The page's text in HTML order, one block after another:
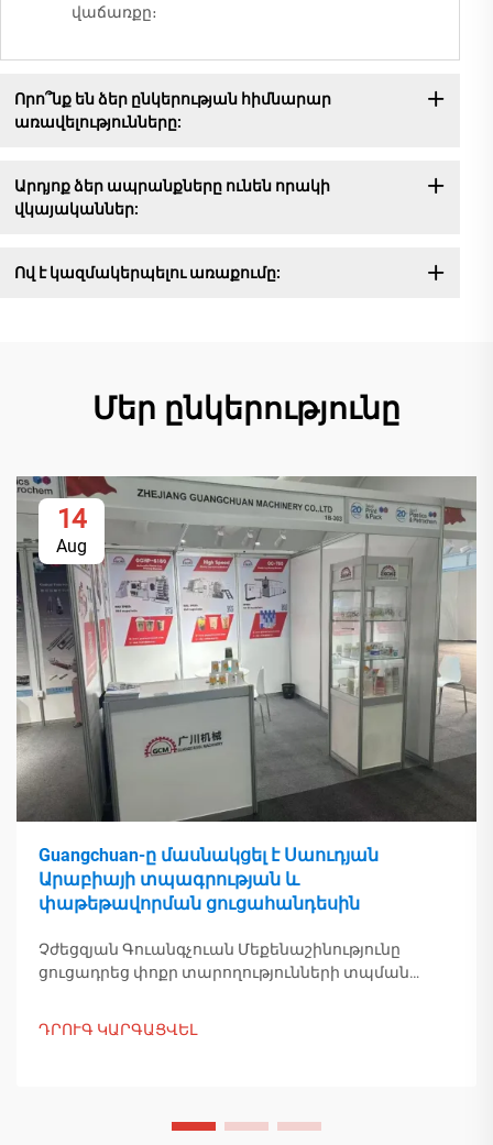
վաճառքը։
Որո՞նք են ձեր ընկերության հիմնարար
առավելությունները:
Արդյոք ձեր ապրանքները ունեն որակի
վկայականներ:
Ով է կազմակերպելու առաքումը:
Մեր ընկերությունը
14
Aug
Guangchuan-ը մասնակցել է Սաուդյան
Արաբիայի տպագրության և
փաթեթավորման ցուցահանդեսին
Չժեցզյան Գուանգչուան Մեքենաշինությունը
ցուցադրեց փոքր տարողությունների տպման
հաստատելով Միջին Արևելքի գնորդների հետ:
ավելին իմանալու համար
ԴՐՈՒԳ ԿԱՐԳԱՑՎԵԼ